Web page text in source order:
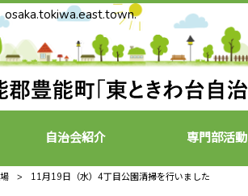
osaka.tokiwa.east.town.
自治会紹介 専門部活動
> 11月19日（水）4丁目公園清掃を行いました